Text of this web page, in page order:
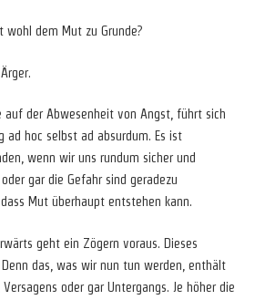
wohl dem Mut zu Grunde?
auf der Abwesenheit von Angst, führt sich
ad hoc selbst ad absurdum. Es ist
wenn wir uns rundum sicher und
gar die Gefahr sind geradezu
Mut überhaupt entstehen kann.
geht ein Zögern voraus. Dieses
das, was wir nun tun werden, enthält
oder gar Untergangs. Je höher die